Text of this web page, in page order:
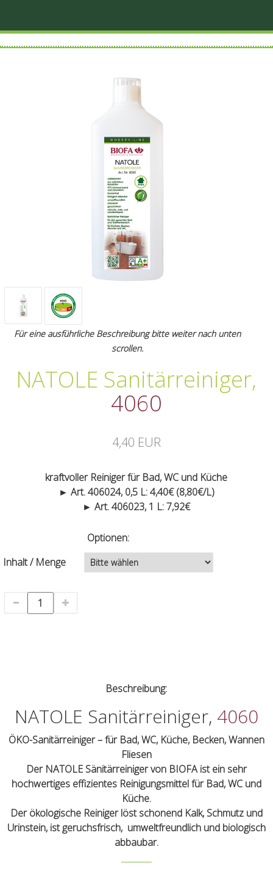
Für eine ausführliche Beschreibung bitte weiter nach unten
scrollen.
NATOLE Sanitärreiniger,
4060
4,40 EUR
kraftvoller Reiniger für Bad, WC und Küche
► Art. 406024, 0,5 L: 4,40€ (8,80€/L)
► Art. 406023, 1 L: 7,92€
Optionen:
Inhalt / Menge
Beschreibung:
NATOLE Sanitärreiniger, 4060
ÖKO-Sanitärreiniger – für Bad, WC, Küche, Becken, Wannen
Fliesen
Der NATOLE Sänitärreiniger von BIOFA ist ein sehr
hochwertiges effizientes Reinigungsmittel für Bad, WC und
Küche.
Der ökologische Reiniger löst schonend Kalk, Schmutz und
Urinstein, ist geruchsfrisch, umweltfreundlich und biologisch
abbaubar.